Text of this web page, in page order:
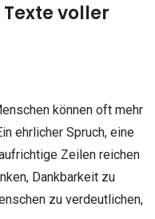
voller
können oft mehr
ehrlicher Spruch, eine
Zeilen reichen
Dankbarkeit zu
zu verdeutlichen,